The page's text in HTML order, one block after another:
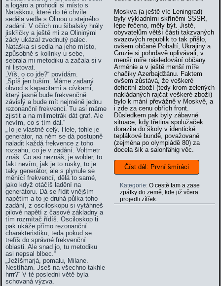
a logáro a prohodil si místo s
Nataškou, které do té chvíle
seděla vedle s Olinou u stejného
zadání. V očích mu šibalsky hrály
jiskřičky a ještě mi za Olininými
zády ukázal zvednutý palec.
Nataška si sedla na jeho místo,
způsobně s kolínky u sebe,
sebrala mi metodiku a začala si v
ní listovat.
„Víš, o co jde?“ povídám.
„Spíš jen tuším. Máme zadaný
obvod s kapacitami a cívkami,
který jasně bude frekvenčně
závislý a bude mít nejméně jednu
rezonanční frekvenci. Tu asi máme
zjistit a na milimetrák dát graf. Ale
nevím, co s tím dál.“
„To je vlastně celý. Hele, tohle je
generátor, na něm se dá postupně
naladit každá frekvence z toho
rozsahu, co je v zadání. Voltmetr
znáš. Co asi neznáš, je wobler, to
fakt nevím, jak je to rusky, to je
taky generátor, ale s plynule se
měnící frekvencí, dělá to samé,
jako když otáčíš ladění na
generátoru. Dá se řídit vnějším
napětím a to je druhá půlka toho
zadání, z osciloskopu si vytáhneš
pilové napětí z časové základny a
tím rozmítač řídíš. Osciloskop ti
pak ukáže přímo rezonanční
charakteristiku, teda pokud se
trefíš do správné frekvenční
oblasti. Ale snad jo, tu metodiku
asi nepsal blbec.“
„Ježíšmarjá, pomalu, Milane.
Nestíhám. Jseš na všechno takhle
hrrr?“ V té poslední větě byla
schovaná výzva.
Moskva (a ještě víc Leningrad)
byly výkladními skříněmi SSSR,
lépe řečeno, měly být. Jistě,
obyvatelům větší části takzvaných
svazových republik to tak přišlo,
ovšem občané Pobaltí, Ukrajiny a
Gruzie si pohrdavě uplivávali, v
menší míře následování občany
Arménie a v ještě menší míře
chačiky Azerbajdžánu. Faktem
ovšem zůstává, že veškeré
deficitní zboží (tedy krom zelených
nakládaných rajčat veškeré zboží)
bylo k mání převážně v Moskvě, a
i zde za cenu obřích front.
Důsledkem pak byly zábavné
situace, kdy třetina spolužaček
dorazila do školy v identické
teplákové bundě, považované
(zejména po olympiádě 80) za
docela šik a salonfähig věc.
Číst dál: První šmíráci
Kategorie: O cestě tam a zase
zpátky do země, kde již včera
projedli zítřek.